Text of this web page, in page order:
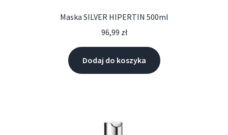
Maska SILVER HIPERTIN 500ml
96,99 zł
Dodaj do koszyka